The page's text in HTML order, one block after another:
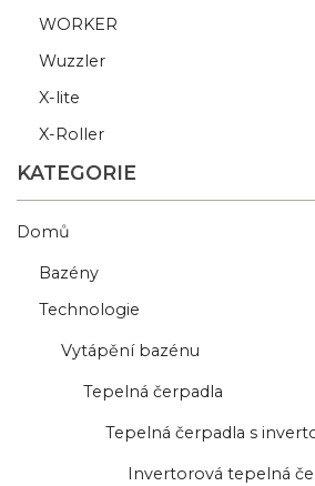
WORKER
Wuzzler
X-lite
X-Roller
KATEGORIE
Domů
Bazény
Technologie
Vytápění bazénu
Tepelná čerpadla
Tepelná čerpadla s
Invertorová tepelná